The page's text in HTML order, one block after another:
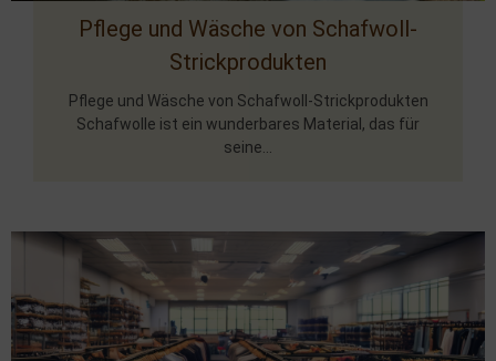
Pflege und Wäsche von Schafwoll-
Strickprodukten
Pflege und Wäsche von Schafwoll-Strickprodukten
Schafwolle ist ein wunderbares Material, das für
seine...